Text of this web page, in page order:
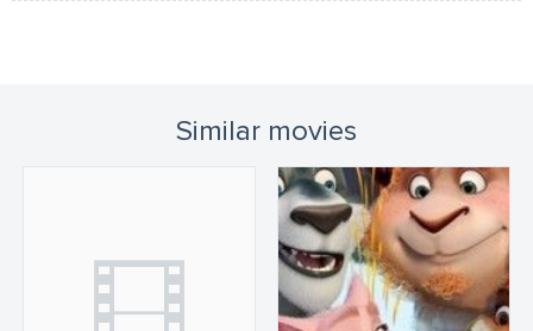
Similar movies